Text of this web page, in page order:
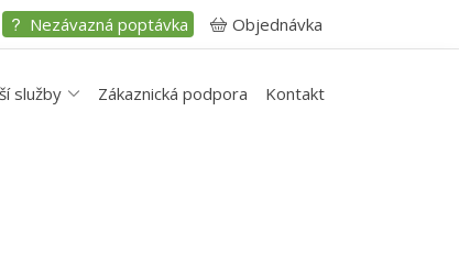
Nezávazná poptávka Objednávka
služby Zákaznická podpora Kontakt